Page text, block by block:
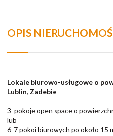
OPIS
Lokale biurowo-usługowe o
Lublin, Zadebie
3 pokoje open space o
lub
6-7 pokoi biurowych po około 15